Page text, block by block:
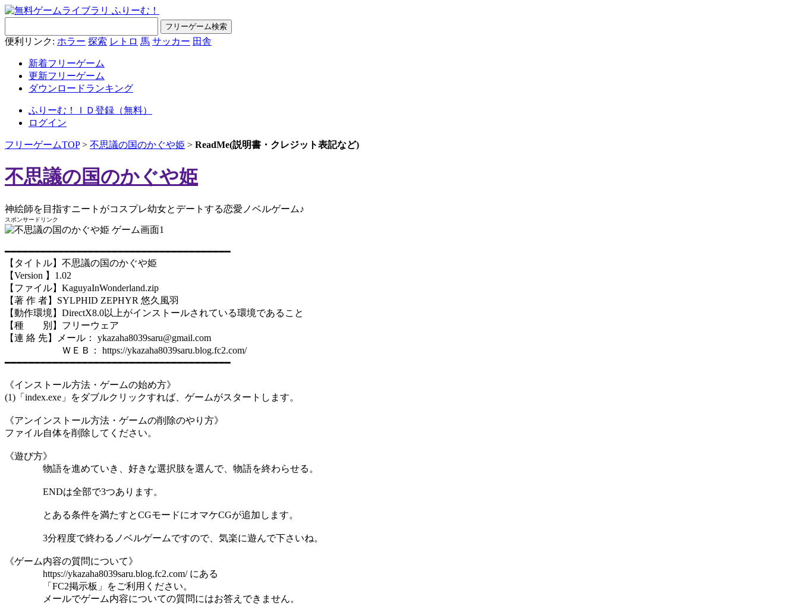
便利リンク: ホラー 探索 レトロ 馬 サッカー 田舎
新着フリーゲーム
更新フリーゲーム
ダウンロードランキング
ふりーむ！ＩＤ登録（無料）
ログイン
フリーゲームTOP> 不思議の国のかぐや姫 > ReadMe(説明書・クレジット表記など)
不思議の国のかぐや姫
神絵師を目指すニートがコスプレ幼女とデートする恋愛ノベルゲーム♪
スポンサードリンク
━━━━━━━━━━━━━━━━━━━━━━━━━━━━━━━━━━━━━━
【タイトル】不思議の国のかぐや姫
【Version 】1.02
【ファイル】KaguyaInWonderland.zip
【著 作 者】SYLPHID ZEPHYR 悠久風羽
【動作環境】DirectX8.0以上がインストールされている環境であること
【種 別】フリーウェア
【連 絡 先】メール： ykazaha8039saru@gmail.com
ＷＥＢ： https://ykazaha8039saru.blog.fc2.com/
━━━━━━━━━━━━━━━━━━━━━━━━━━━━━━━━━━━━━━
《インストール方法・ゲームの始め方》
(1)「index.exe」をダブルクリックすれば、ゲームがスタートします。
《アンインストール方法・ゲームの削除のやり方》
ファイル自体を削除してください。
《遊び方》
物語を進めていき、好きな選択肢を選んで、物語を終わらせる。
ENDは全部で3つあります。
とある条件を満たすとCGモードにオマケCGが追加します。
3分程度で終わるノベルゲームですので、気楽に遊んで下さいね。
《ゲーム内容の質問について》
https://ykazaha8039saru.blog.fc2.com/ にある
「FC2掲示板」をご利用ください。
メールでゲーム内容についての質問にはお答えできません。